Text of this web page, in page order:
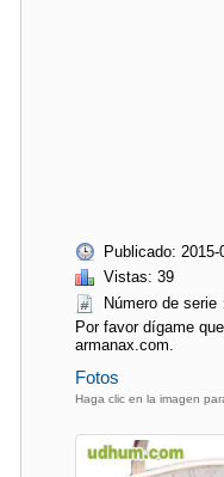
Publicado: 2015-
Vistas: 39
Número de serie
Por favor dígame
armanax.com.
Fotos
Haga clic en la imagen